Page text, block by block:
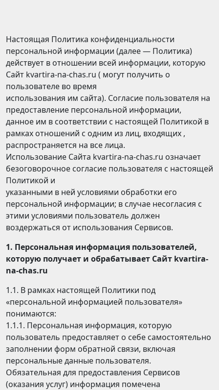
Настоящая Политика конфиденциальности
персональной информации (далее — Политика)
действует в отношении всей информации, которую
Сайт kvartira-na-chas.ru ( могут получить о
пользователе во время
использования им сайта). Согласие пользователя на
предоставление персональной информации,
данное им в соответствии с настоящей Политикой в
рамках отношений с одним из лиц, входящих ,
распространяется на все лица.
Использование Сайта kvartira-na-chas.ru означает
безоговорочное согласие пользователя с настоящей
Политикой и
указанными в ней условиями обработки его
персональной информации; в случае несогласия с
этими условиями пользователь должен
воздержаться от использования Сервисов.
1. Персональная информация пользователей,
которую получает и обрабатывает Сайт kvartira-
na-chas.ru
1.1. В рамках настоящей Политики под
«персональной информацией пользователя»
понимаются:
1.1.1. Персональная информация, которую
пользователь предоставляет о себе самостоятельно
заполнении форм обратной связи, включая
персональные данные пользователя.
Обязательная для предоставления Сервисов
(оказания услуг) информация помечена